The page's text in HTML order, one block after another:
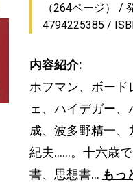
（264ページ）
4794225385
内容紹介:
ホフマン、ボー
ェ、ハイデガー
成、波多野精一
紀夫……。十六歳
書、思想書… もっ